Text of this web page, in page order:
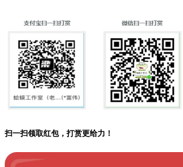
扫一扫领取红包，打赏更给力！